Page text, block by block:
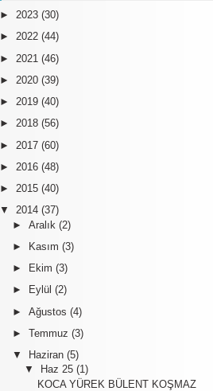
► 2023 (30)
► 2022 (44)
► 2021 (46)
► 2020 (39)
► 2019 (40)
► 2018 (56)
► 2017 (60)
► 2016 (48)
► 2015 (40)
▼ 2014 (37)
► Aralık (2)
►
Kasım (3)
►
Ekim (3)
►
Eylül (2)
► Ağustos (4)
► Temmuz (3)
▼
Haziran (5)
▼
Haz 25(1)
KOCA YÜREK BÜLENT KOŞMAZ